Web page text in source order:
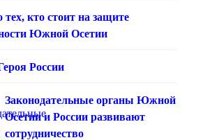
тех, кто стоит на защите
Южной Осетии
России
Законодательные органы Южной
Осетии и России развивают
сотрудничество